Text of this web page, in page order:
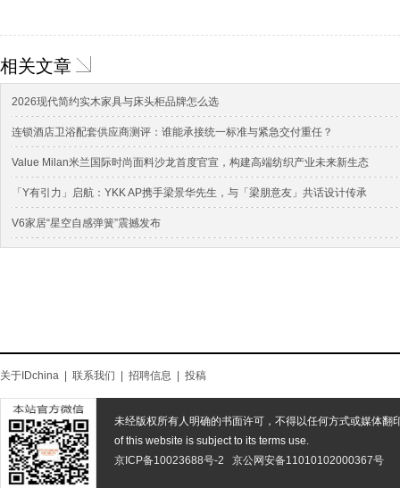
相关文章
2026现代简约实木家具与床头柜品牌怎么选
连锁酒店卫浴配套供应商测评：谁能承接统一标准与紧急交付重任？
Value Milan米兰国际时尚面料沙龙首度官宣，构建高端纺织产业未来新生态
「Y有引力」启航：YKK AP携手梁景华先生，与「梁朋意友」共话设计传承
V6家居“星空自感弹簧”震撼发布
关于IDchina 联系我们 招聘信息 投稿
未经版权所有人明确的书面许可，不得以任何方式或媒体翻
of this website is subject to its terms use.
京ICP备10023688号-2
京公网安备11010102000367号